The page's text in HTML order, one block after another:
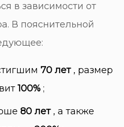
в зависимости от
В пояснительной
70 лет , размер
100% ;
80 лет , а также